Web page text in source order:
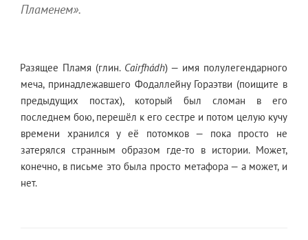
Пламенем».
Разящее Пламя (глин. Cairfhádh) — имя полулегендарного
меча, принадлежавшего Фодаллейну Гораэтви (поищите в
предыдущих постах), который был сломан в его
последнем бою, перешёл к его сестре и потом целую кучу
времени хранился у её потомков — пока просто не
затерялся странным образом где-то в истории. Может,
конечно, в письме это была просто метафора — а может, и
нет.